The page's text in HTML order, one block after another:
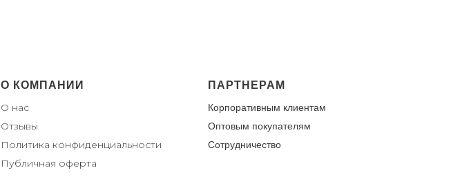
О КОМПАНИИ
О нас
Отзывы
Политика конфиденциальности
Публичная оферта
ПАРТНЕРАМ
Корпоративным клиентам
Оптовым покупателям
Сотрудничество